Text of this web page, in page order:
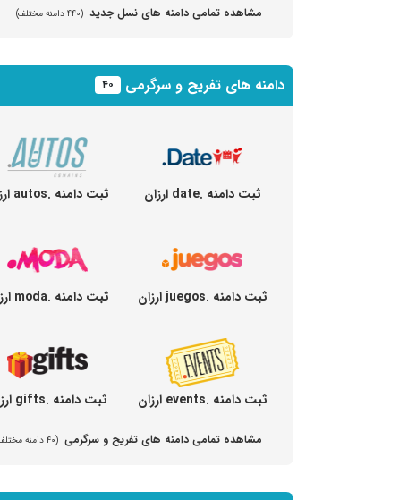
مشاهده تمامی دامنه های نسل جدید (۴۴۰ دامنه مختلف)
دامنه های تفریح و سرگرمی ۴۰
ثبت دامنه .date ارزان ثبت دامنه .autos ارزان
ثبت دامنه .juegos ارزان ثبت دامنه .moda ارزان
ثبت دامنه .events ارزان ثبت دامنه .gifts ارزان
مشاهده تمامی دامنه های تفریح و سرگرمی (۴۰ دامنه مختلف)